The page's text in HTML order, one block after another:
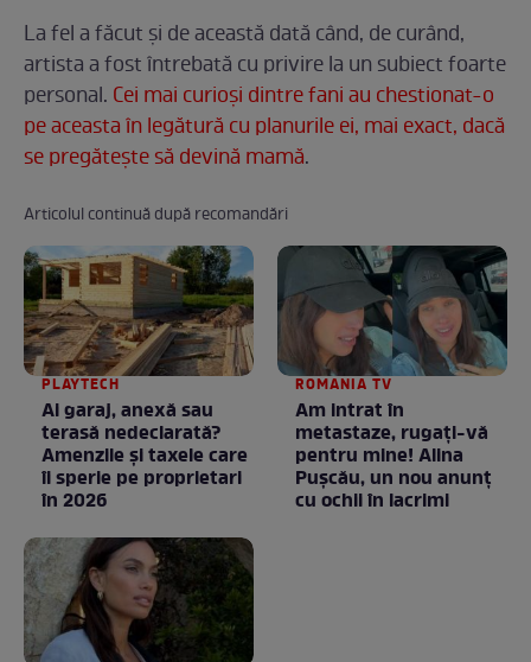
La fel a făcut și de această dată când, de curând,
artista a fost întrebată cu privire la un subiect foarte
personal. Cei mai curioși dintre fani au chestionat-o
pe aceasta în legătură cu planurile ei, mai exact, dacă
se pregătește să devină mamă.
Articolul continuă după recomandări
PLAYTECH
Ai garaj, anexă sau
terasă nedeclarată?
Amenzile și taxele care
îi sperie pe proprietari
în 2026
ROMANIA TV
Am intrat în
metastaze, rugaţi-vă
pentru mine! Alina
Puşcău, un nou anunţ
cu ochii în lacrimi